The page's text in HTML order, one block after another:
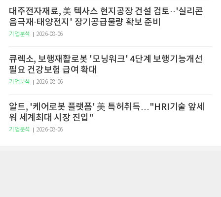
대주전자재료, 美 텍사스 현지공장 건설 검토··'실리콘
음극재·태양전지' 장기공급물량 확보 준비
기업분석 2026-08-06
큐렉소, 보행재활로봇 '모닝워크' 4단계 보행기능개선
필요 건강보험 급여 확대
기업분석 2026-08-06
알트, '케어로봇 플랫폼' 美 특허취득…"HRI기술 앞세
워 세계최대 시장 진입"
기업분석 2026-08-06